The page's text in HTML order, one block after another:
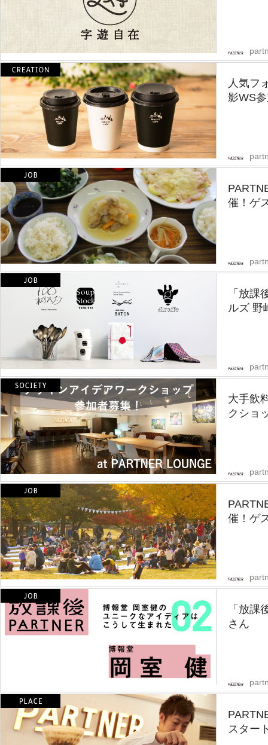
人気フ
影WS
催！ゲ
「放課
ルズ 野
大手飲
クショ
催！ゲ
「放課
さん
スター